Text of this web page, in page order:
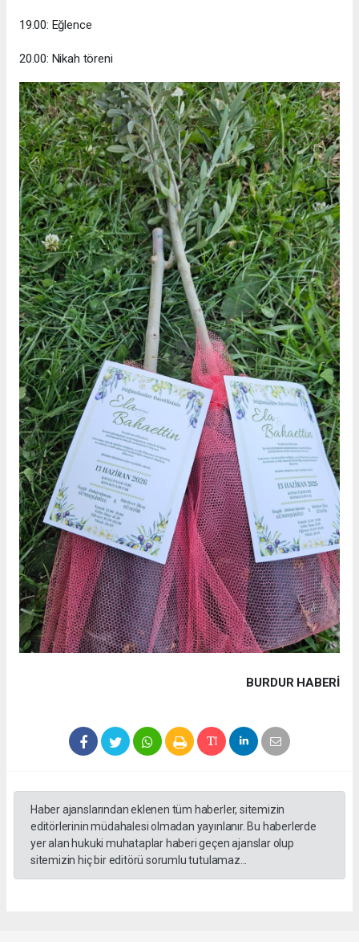
19.00: Eğlence
20.00: Nikah töreni
BURDUR HABERİ
Haber ajanslarından eklenen tüm haberler, sitemizin
editörlerinin müdahalesi olmadan yayınlanır. Bu haberlerde
yer alan hukuki muhataplar haberi geçen ajanslar olup
sitemizin hiç bir editörü sorumlu tutulamaz...